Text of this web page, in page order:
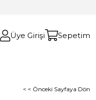
Üye Girişi Sepetim
< < Önceki Sayfaya Dön